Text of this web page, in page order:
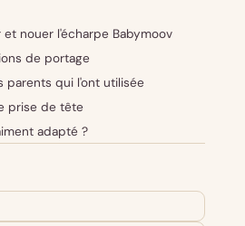
nouer l'écharpe Babymoov
de portage
parents qui l'ont utilisée
prise de tête
adapté ?